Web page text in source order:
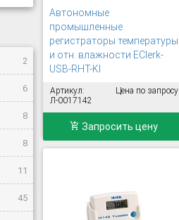
2
6
8
8
11
45
Автономные
промышленные
регистраторы температуры
и отн. влажности EClerk-
USB-RHT-Kl
Артикул:
Л-0017142
Цена по запросу
Запросить цену